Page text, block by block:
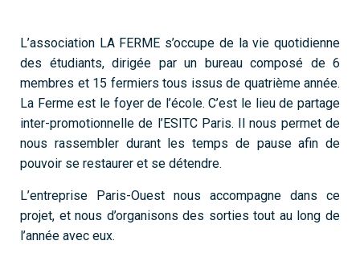
L’association LA FERME s’occupe de la vie quotidienne
des étudiants, dirigée par un bureau composé de 6
membres et 15 fermiers tous issus de quatrième année.
La Ferme est le foyer de l’école. C’est le lieu de partage
inter-promotionnelle de l’ESITC Paris. Il nous permet de
nous rassembler durant les temps de pause afin de
pouvoir se restaurer et se détendre.
L’entreprise Paris-Ouest nous accompagne dans ce
projet, et nous d’organisons des sorties tout au long de
l’année avec eux.